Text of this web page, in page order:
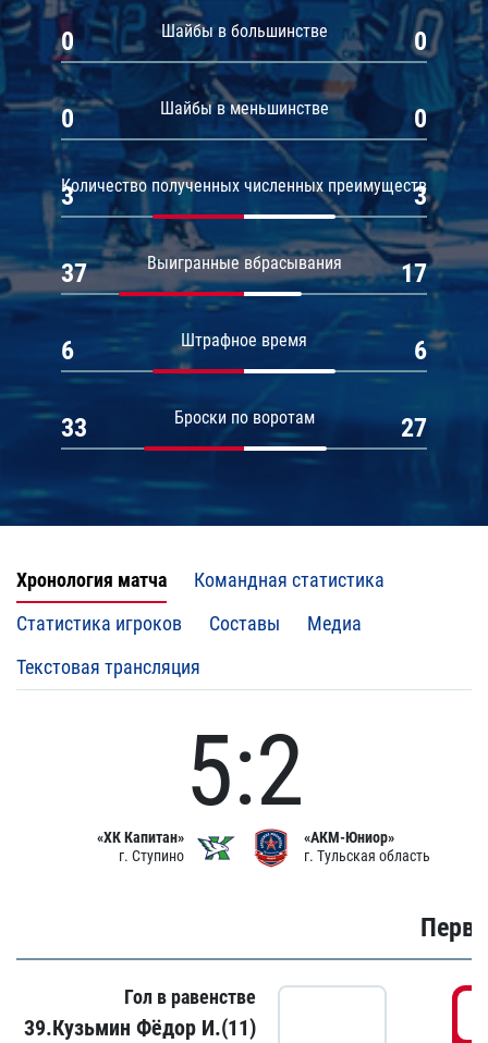
Шайбы в большинстве
0 0
Шайбы в меньшинстве
0 0
Количество полученных численных преимуществ
3 3
Выигранные вбрасывания
37 17
Штрафное время
6 6
Броски по воротам
33 27
Хронология матча
Командная статистика
Статистика игроков
Составы
Медиа
Текстовая трансляция
«ХК Капитан»
г. Ступино
5:2
«АКМ-Юниор»
г. Тульская область
Гол в равенстве
39.Кузьмин Фёдор И.(11)